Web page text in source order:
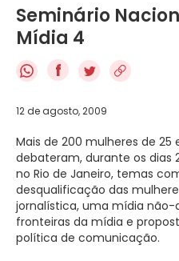
Seminário
Mídia 4
f
12 de agosto, 2009
Mais de 200 mulheres de 25
debateram, durante os dias
no Rio de Janeiro, temas
desqualificação das
jornalística, uma mídia não-
fronteiras da mídia e
política de comunicação.